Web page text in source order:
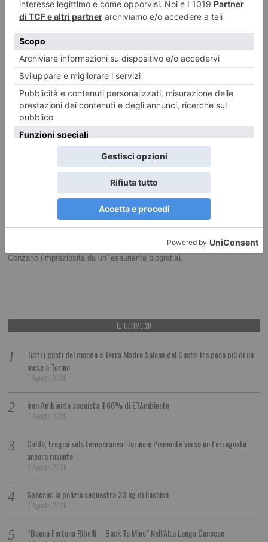
come ideatore e disegnatore di gioielli. Ha avuto esperienze nel campo
dell’illustrazione e della realizzazioni di manifesti, copertine di dischi,
fumetti e cartoline. In campo pittorico ha esposto in collettive in Italia e
all’estero ed allestito mostre personali ottenendo lusinghieri
apprezzamenti. Dal 1972, trasferitosi a Genova, ha ottenuto numerosi
riconoscimenti tra cui il premio “Arte grafica per la Liguria”. Nel 1980 ha
esposto a Palazzo Ducale di Genova insieme ai principali artisti liguri e
nel 1981 ha vinto il “Premio Murano” con un’opera realizzata dalle
vetrerie veneziane. Si è dedicato alla pittura fino alla fine degli anni ’80.
Dopo una parentesi in veste di paroliere e compositore di musica
leggera, negli anni ’90 è tornato a operare in campo pittorico e grafico.
Ha curato manifestazioni dedicate al mondo del fumetto e del cinema
western. In questa veste ha ideato e curato, nel 2009, 2010 e 2014, tre
edizioni della mostra commemorativa “C’era una volta il west – Omaggio
al cinema di Sergio Leone”. A giugno 2017 ha festeggiato 50 anni di
attività artistica con la mostra antologica “Mauro Galfrè, Giocando con
l’Arte 1967-2017” allestita nella prestigiosa cornice di Villa Vidua a
Conzano (impreziosita da un’ esauriente biografia).
LE ULTIME 20
Tutti i gusti del mondo a Terra Madre Salone del Gusto Tra poco più di un
mese a Torino
7 Agosto 2026
Iren Ambiente acquista il 66% di ETAmbiente
7 Agosto 2026
Caldo, tregua solo temporanea: Torino e Piemonte verso un Ferragosto
ancora rovente
7 Agosto 2026
Spaccio: la polizia sequestra 33 kg di hashish
7 Agosto 2026
“Buona Fortuna Ribelli – Back To Mine” Nell’Alta Langa Cuneese